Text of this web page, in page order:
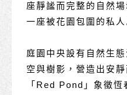
座靜謐而完整的自然
一座被花園包圍的私人
庭園中央設有自然生
空與樹影，營造出安
「Red Pond」象徵